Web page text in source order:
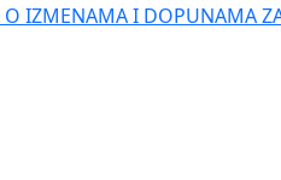
O IZMENAMA I DOPUNAMA